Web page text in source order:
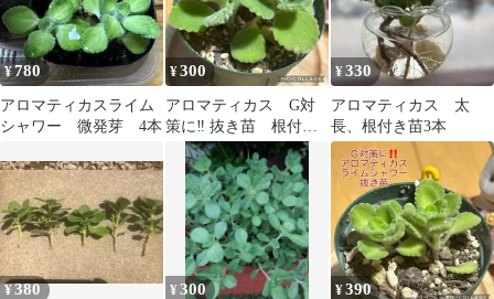
¥780
アロマティカスライム
シャワー 微発芽 4本
¥300
アロマティカス G対
策に‼️ 抜き苗 根付
き 2本 ショベルカー
¥330
アロマティカス 太
長、根付き苗3本
¥380 ¥300 ¥390